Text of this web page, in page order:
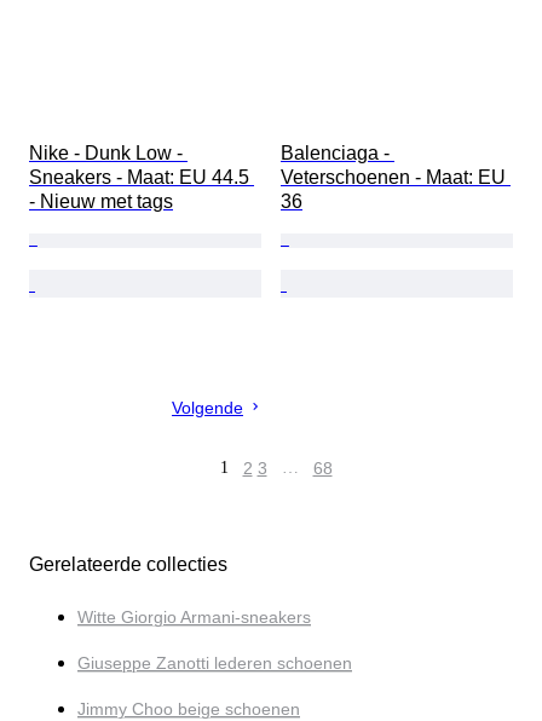
Nike - Dunk Low -
Sneakers - Maat: EU 44.5
- Nieuw met tags
Balenciaga -
Veterschoenen - Maat: EU
36
Volgende
1 2 3 … 68
Gerelateerde collecties
Witte Giorgio Armani-sneakers
Giuseppe Zanotti lederen schoenen
Jimmy Choo beige schoenen